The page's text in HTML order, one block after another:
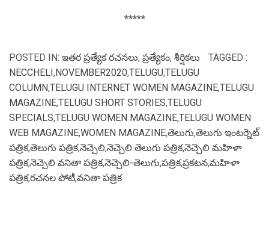
*****
POSTED IN: ఇతర ప్రత్యేక రచనలు, ప్రత్యేకం, శీర్షికలు
TAGGED :
NECCHELI,NOVEMBER2020,TELUGU,TELUGU
COLUMN,TELUGU INTERNET WOMEN MAGAZINE,TELUGU
MAGAZINE,TELUGU SHORT STORIES,TELUGU
SPECIALS,TELUGU WOMEN MAGAZINE,TELUGU WOMEN
WEB MAGAZINE,WOMEN MAGAZINE,తెలుగు,తెలుగు ఇంటర్నెట్
పత్రిక,తెలుగు పత్రిక,నెచ్చెలి,నెచ్చెలి తెలుగు పత్రిక,నెచ్చెలి మహిళా
పత్రిక,నెచ్చెలి వనితా పత్రిక,నెచ్చెలి-తెలుగు,పత్రిక,ప్రకటన,మహిళా
పత్రిక,రచనల పోటీ,వనితా పత్రిక